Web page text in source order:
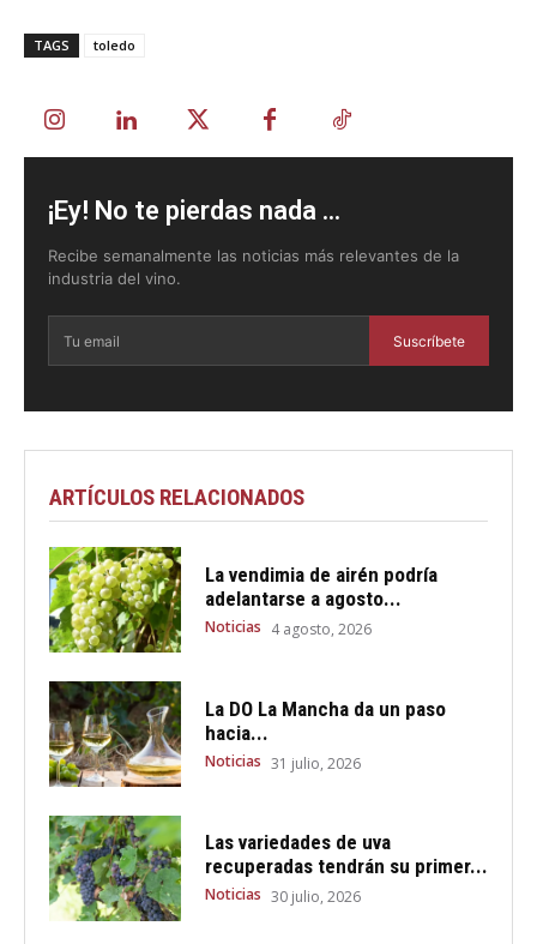
TAGS toledo
¡Ey! No te pierdas nada ...
Recibe semanalmente las noticias más relevantes de la
industria del vino.
Suscríbete
ARTÍCULOS RELACIONADOS
La vendimia de airén podría
adelantarse a agosto...
Noticias 4 agosto, 2026
La DO La Mancha da un paso
hacia...
Noticias 31 julio, 2026
Las variedades de uva
recuperadas tendrán su primer...
Noticias 30 julio, 2026